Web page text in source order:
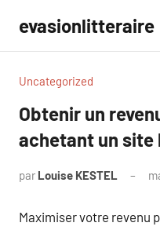
contenu
evasionlitteraire
Uncategorized
Obtenir un
achetant un
par Louise KESTEL
Maximiser votre revenu